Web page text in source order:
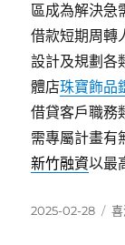
區成為解決急
借款短期周轉
設計及規劃各
體店珠寶飾品
借貸客戶職務
需專屬計畫有
新竹融資以最
發
2025-02-28
分